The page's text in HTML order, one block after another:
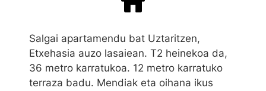
Salgai apartamendu bat Uztaritzen,
Etxehasia auzo lasaiean. T2 heinekoa da,
36 metro karratukoa. 12 metro karratuko
terraza badu. Mendiak eta oihana ikus